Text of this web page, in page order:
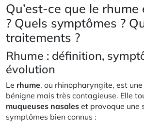
Qu’est-ce que le
? Quels symptômes ?
traitements ?
Rhume : définition,
évolution
Le rhume, ou rhinopharyngite, est
bénigne mais très contagieuse. Elle
muqueuses nasales et provoque une
symptômes bien connus :